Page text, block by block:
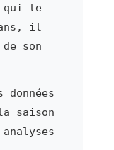
qui le
ans, il
son
saison